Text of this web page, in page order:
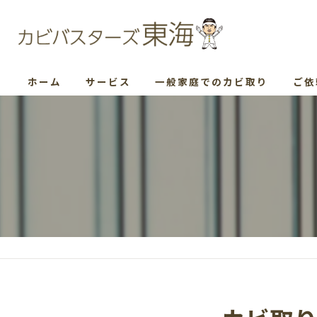
ホーム サービス 一般家庭でのカビ取り ご